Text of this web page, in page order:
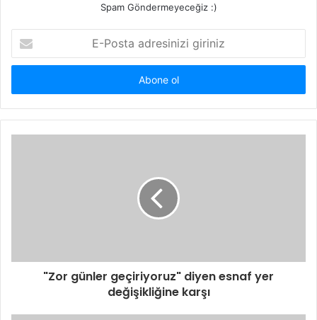
Spam Göndermeyeceğiz :)
Posta
adresinizi
"Zor günler geçiriyoruz" diyen esnaf yer
değişikliğine karşı